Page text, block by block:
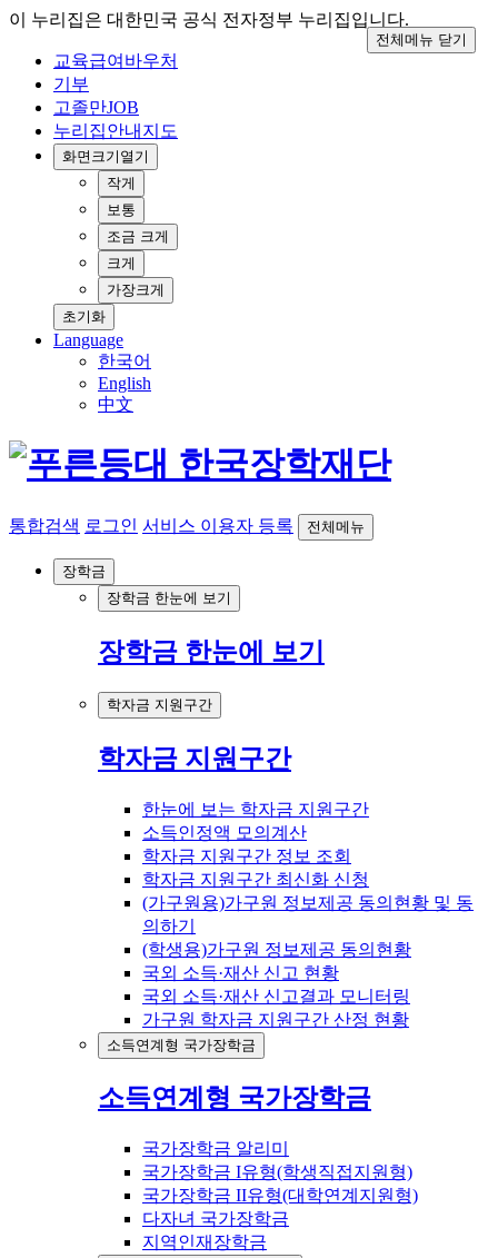
이 누리집은 대한민국 공식 전자정부 누리집입니다.
교육급여바우처
기부
고졸만JOB
누리집안내지도
화면크기 열기
작게
보통
조금 크게
크게
가장크게
초기화
Language
한국어
English
中文
통합검색 로그인 서비스 이용자 등록 전체메뉴
장학금
장학금 한눈에 보기
장학금 한눈에 보기
학자금 지원구간
학자금 지원구간
한눈에 보는 학자금 지원구간
소득인정액 모의계산
학자금 지원구간 정보 조회
학자금 지원구간 최신화 신청
(가구원용)가구원 정보제공 동의현황 및 동
의하기
(학생용)가구원 정보제공 동의현황
국외 소득·재산 신고 현황
국외 소득·재산 신고결과 모니터링
가구원 학자금 지원구간 산정 현황
소득연계형 국가장학금
소득연계형 국가장학금
국가장학금 알리미
국가장학금 I유형(학생직접지원형)
국가장학금 II유형(대학연계지원형)
다자녀 국가장학금
지역인재장학금
전체메뉴 닫기